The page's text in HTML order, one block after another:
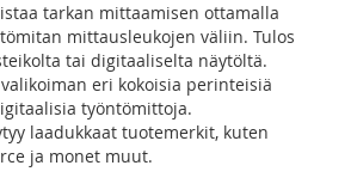
tarkan mittaamisen ottamalla
mittausleukojen väliin. Tulos
tai digitaaliselta näytöltä.
eri kokoisia perinteisiä
työntömittoja.
laadukkaat tuotemerkit, kuten
ja monet muut.